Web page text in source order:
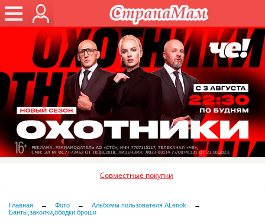
Совместные покупки
Главная → Фото → Альбомы пользователя ALenok
→
Банты,заколки,ободки,броши